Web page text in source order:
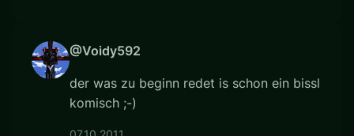
@Voidy592
der was zu beginn redet is schon ein bissl
komisch ;-)